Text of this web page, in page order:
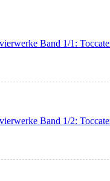
Band 1/1:
Band 1/2: